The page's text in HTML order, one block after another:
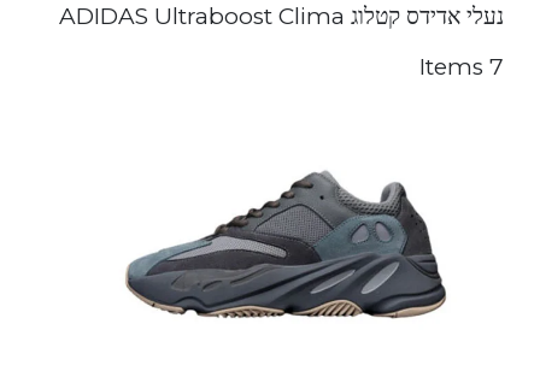
נעלי אדידס קטלוג ADIDAS Ultraboost Clima
7 Items